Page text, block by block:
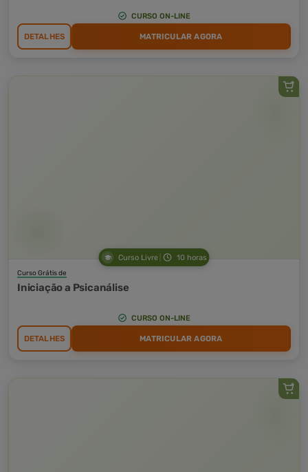
CURSO ON-LINE
DETALHES MATRICULAR AGORA
Curso Livre 10 horas
Curso Grátis de
Iniciação a Psicanálise
CURSO ON-LINE
DETALHES MATRICULAR AGORA